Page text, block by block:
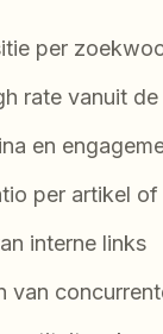
per
rate vanuit
en
per artikel
interne links
van